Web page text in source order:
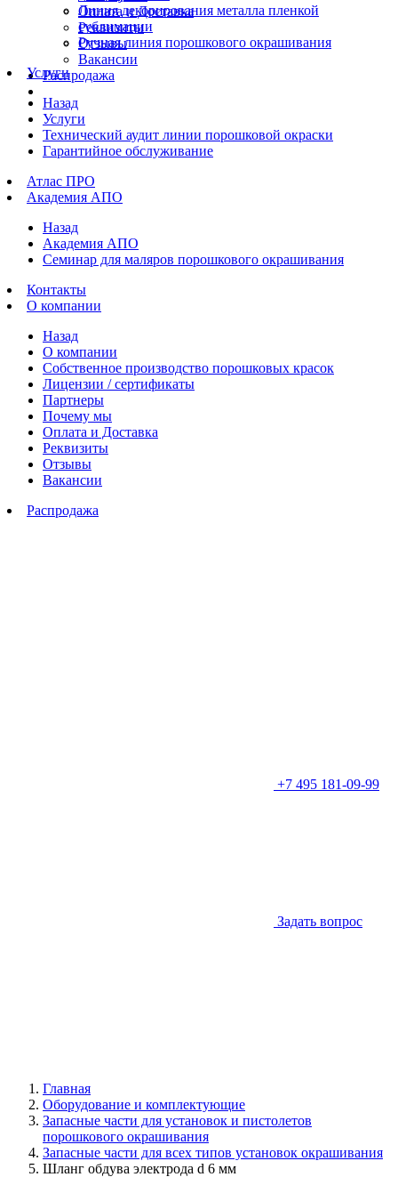
Оплата и Доставка
Реквизиты
Отзывы
Вакансии
Распродажа
Линия декорирования металла пленкой
сублимации
Ручная линия порошкового окрашивания
Услуги
Назад
Услуги
Технический аудит линии порошковой окраски
Гарантийное обслуживание
Атлас ПРО
Академия АПО
Назад
Академия АПО
Семинар для маляров порошкового окрашивания
Контакты
О компании
Назад
О компании
Собственное производство порошковых красок
Лицензии / сертификаты
Партнеры
Почему мы
Оплата и Доставка
Реквизиты
Отзывы
Вакансии
Распродажа
+7 495 181-09-99
Задать вопрос
Главная
Оборудование и комплектующие
Запасные части для установок и пистолетов
порошкового окрашивания
Запасные части для всех типов установок окрашивания
Шланг обдува электрода d 6 мм